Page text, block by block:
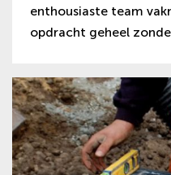
enthousiaste team
opdracht geheel